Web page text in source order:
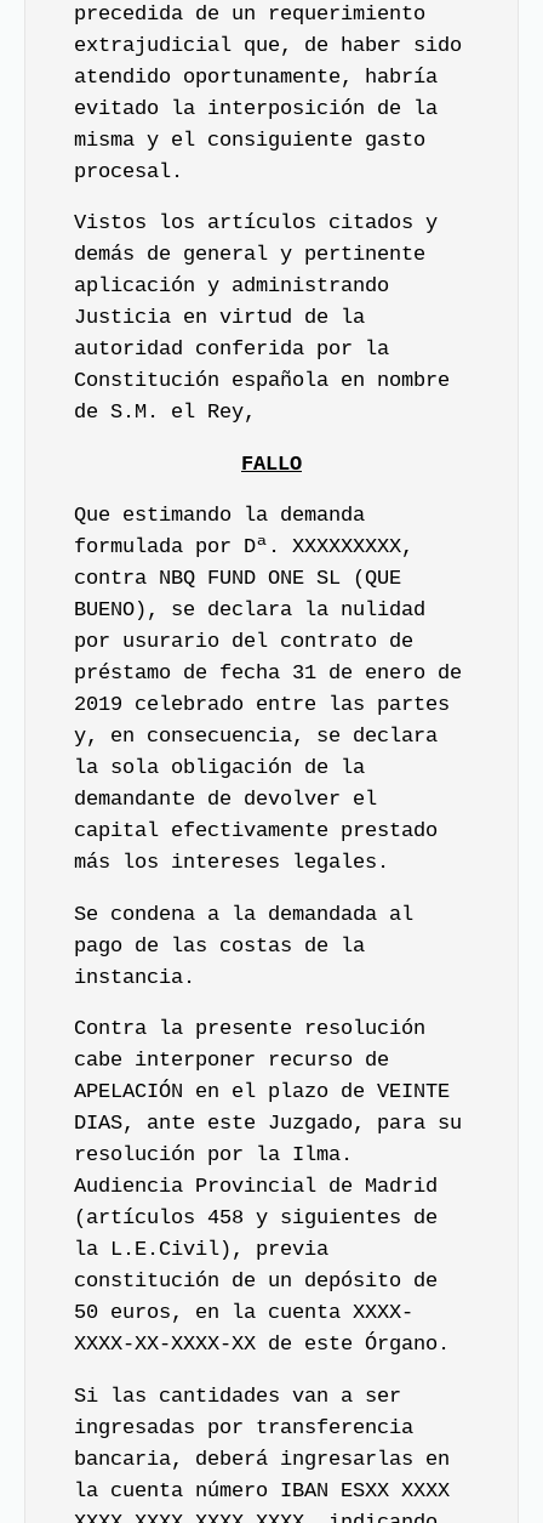
precedida de un requerimiento
extrajudicial que, de haber sido
atendido oportunamente, habría
evitado la interposición de la
misma y el consiguiente gasto
procesal.
Vistos los artículos citados y
demás de general y pertinente
aplicación y administrando
Justicia en virtud de la
autoridad conferida por la
Constitución española en nombre
de S.M. el Rey,
FALLO
Que estimando la demanda
formulada por Dª. XXXXXXXXX,
contra NBQ FUND ONE SL (QUE
BUENO), se declara la nulidad
por usurario del contrato de
préstamo de fecha 31 de enero de
2019 celebrado entre las partes
y, en consecuencia, se declara
la sola obligación de la
demandante de devolver el
capital efectivamente prestado
más los intereses legales.
Se condena a la demandada al
pago de las costas de la
instancia.
Contra la presente resolución
cabe interponer recurso de
APELACIÓN en el plazo de VEINTE
DIAS, ante este Juzgado, para su
resolución por la Ilma.
Audiencia Provincial de Madrid
(artículos 458 y siguientes de
la L.E.Civil), previa
constitución de un depósito de
50 euros, en la cuenta XXXX-
XXXX-XX-XXXX-XX de este Órgano.
Si las cantidades van a ser
ingresadas por transferencia
bancaria, deberá ingresarlas en
la cuenta número IBAN ESXX XXXX